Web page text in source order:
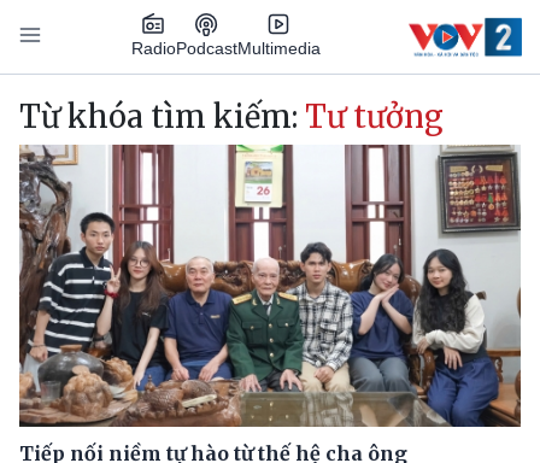
Nhảy đến nội dung
RadioPodcastMultimedia
Main navigation
Từ khóa tìm kiếm: Tư tưởng
Tiếp nối niềm tự hào từ thế hệ cha ông